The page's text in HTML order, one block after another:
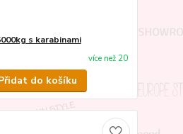
s karabinami
více než 20
do košíku